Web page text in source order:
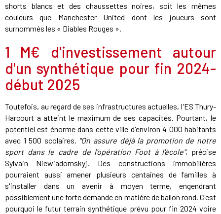
shorts blancs et des chaussettes noires, soit les mêmes
couleurs que Manchester United dont les joueurs sont
surnommés les « Diables Rouges ».
1 M€ d'investissement autour
d'un synthétique pour fin 2024-
début 2025
Toutefois, au regard de ses infrastructures actuelles, l'ES Thury-
Harcourt a atteint le maximum de ses capacités. Pourtant, le
potentiel est énorme dans cette ville d'environ 4 000 habitants
avec 1 500 scolaires. "On assure déjà la promotion de notre
sport dans le cadre de l'opération Foot à l'école", précise
Sylvain Niewiadomskyj. Des constructions immobilières
pourraient aussi amener plusieurs centaines de familles à
s'installer dans un avenir à moyen terme, engendrant
possiblement une forte demande en matière de ballon rond. C'est
pourquoi le futur terrain synthétique prévu pour fin 2024 voire